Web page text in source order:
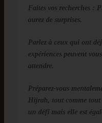
Faites vos recherches :
aurez de surprises.
Parlez à ceux qui ont
expériences peuvent
attendre.
Préparez-vous
Hijrah, tout comme tout
un défi mais elle est